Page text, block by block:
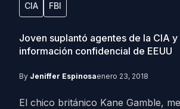
CIA FBI
Joven suplantó agentes de la CIA y
información confidencial de EEUU
By Jeniffer Espinosaenero 23, 2018
El chico británico Kane Gamble,